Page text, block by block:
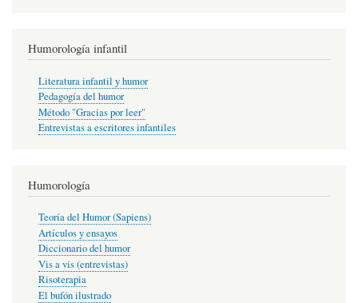
Humorología infantil
Literatura infantil y humor
Pedagogía del humor
Método "Gracias por leer"
Entrevistas a escritores infantiles
Humorología
Teoría del Humor (Sapiens)
Artículos y ensayos
Diccionario del humor
Vis a vis (entrevistas)
Risoterapia
El bufón ilustrado